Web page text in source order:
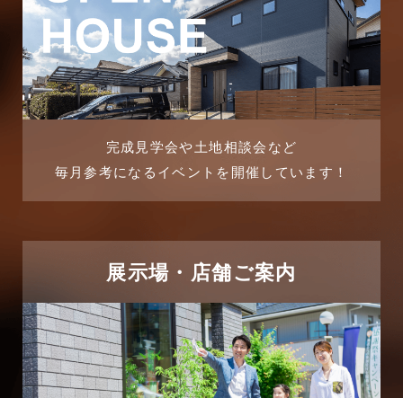
マンション経営活用事例
よくある質問
リフォーム-ブログ
三郷中央駅店-ブログ
三郷市
三郷駅前店-ブログ
2025年9月
2025年8月
2025年6月
2025年3月
2025年2月
完成見学会や土地相談会など
毎月参考になるイベントを開催しています！
展示場・店舗ご案内